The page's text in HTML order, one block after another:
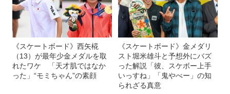
《スケートボード》西矢椛
（13）が最年少金メダルを取
れたワケ 「天才肌ではなか
った」“モミちゃん”の素顔
《スケートボード》金メダリ
スト堀米雄斗と予想外にバズ
った解説「彼、スケボー上手
いっすね」「鬼やべー」の知
られざる真意